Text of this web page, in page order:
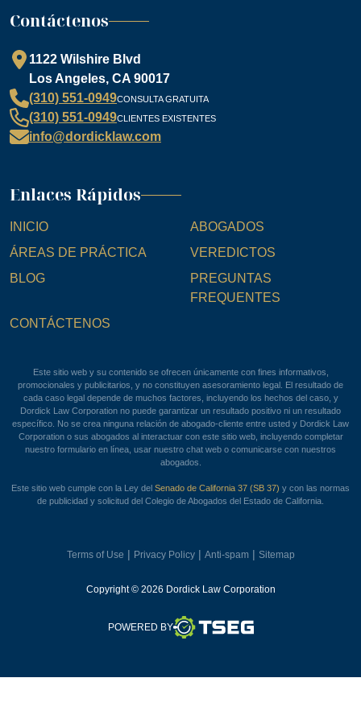
Contáctenos
1122 Wilshire Blvd
Los Angeles, CA 90017
(310) 551-0949CONSULTA GRATUITA
(310) 551-0949CLIENTES EXISTENTES
info@dordicklaw.com
Enlaces Rápidos
INICIO
ABOGADOS
ÁREAS DE PRÁCTICA
VEREDICTOS
BLOG
PREGUNTAS
FREQUENTES
CONTÁCTENOS
Este sitio web y su contenido se ofrecen únicamente con fines informativos,
promocionales y publicitarios, y no constituyen asesoramiento legal. El resultado de
cada caso legal depende de muchos factores, incluyendo los hechos del caso, y
Dordick Law Corporation no puede garantizar un resultado positivo ni un resultado
específico. No se crea ninguna relación de abogado-cliente entre usted y Dordick Law
Corporation o sus abogados al interactuar con este sitio web, incluyendo completar
nuestro formulario en línea, usar nuestro chat web o comunicarse con nuestros
abogados.
Este sitio web cumple con la Ley del Senado de California 37 (SB 37) y con las normas
de publicidad y solicitud del Colegio de Abogados del Estado de California.
Terms of Use | Privacy Policy| Anti-spam| Sitemap
Copyright © 2026 Dordick Law Corporation
POWERED BYTSEG